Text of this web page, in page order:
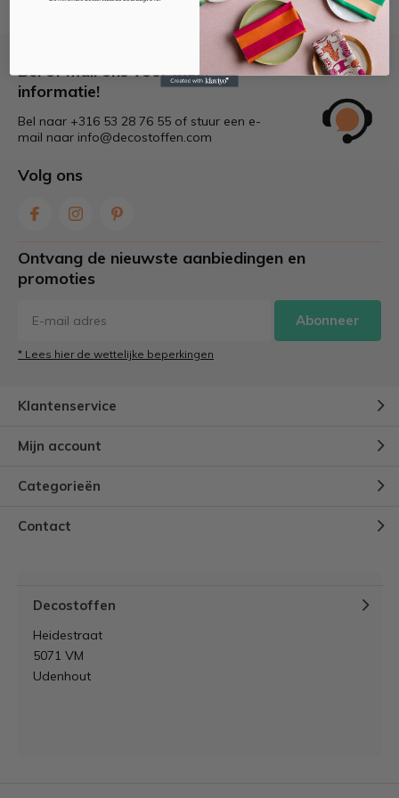
Bel of mail ons voor meer
informatie!
Bel naar +316 53 28 76 55 of stuur een e-
mail naar info@decostoffen.com
Volg ons
Ontvang de nieuwste aanbiedingen en
promoties
Abonneer
* Lees hier de wettelijke beperkingen
Klantenservice
Mijn account
Categorieën
Contact
Decostoffen
Heidestraat
5071 VM
Udenhout